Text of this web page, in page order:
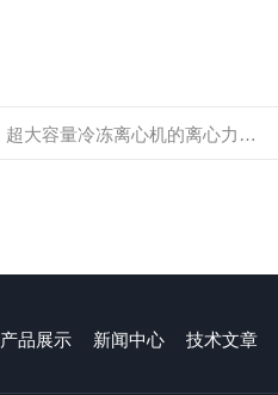
超大容量冷冻离心机的离心力校准方法
产品展示 新闻中心 技术文章